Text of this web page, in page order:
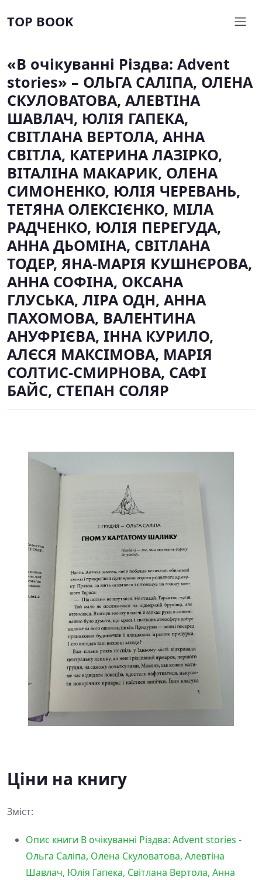
TOP BOOK
«В очікуванні Різдва: Advent
stories» – ОЛЬГА САЛІПА, ОЛЕНА
СКУЛОВАТОВА, АЛЕВТІНА
ШАВЛАЧ, ЮЛІЯ ГАПЕКА,
СВІТЛАНА ВЕРТОЛА, АННА
СВІТЛА, КАТЕРИНА ЛАЗІРКО,
ВІТАЛІНА МАКАРИК, ОЛЕНА
СИМОНЕНКО, ЮЛІЯ ЧЕРЕВАНЬ,
ТЕТЯНА ОЛЕКСІЄНКО, МІЛА
РАДЧЕНКО, ЮЛІЯ ПЕРЕГУДА,
АННА ДЬОМІНА, СВІТЛАНА
ТОДЕР, ЯНА-МАРІЯ КУШНЄРОВА,
АННА СОФІНА, ОКСАНА
ГЛУСЬКА, ЛІРА ОДН, АННА
ПАХОМОВА, ВАЛЕНТИНА
АНУФРІЄВА, ІННА КУРИЛО,
АЛЄСЯ МАКСІМОВА, МАРІЯ
СОЛТИС-СМИРНОВА, САФІ
БАЙС, СТЕПАН СОЛЯР
Ціни на книгу
Зміст:
Опис книги В очікуванні Різдва: Advent stories -
Ольга Саліпа, Олена Скуловатова, Алевтіна
Шавлач, Юлія Гапека, Світлана Вертола, Анна